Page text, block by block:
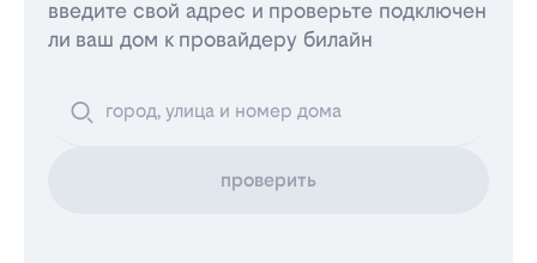
введите свой адрес и проверьте подключен
ли ваш дом к провайдеру билайн
проверить